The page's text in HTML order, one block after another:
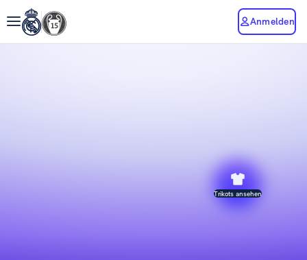
Anmelden
Trikots ansehen